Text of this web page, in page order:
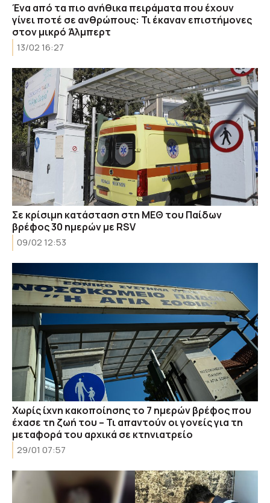
Ένα από τα πιο ανήθικα πειράματα που έχουν
γίνει ποτέ σε ανθρώπους: Τι έκαναν επιστήμονες
στον μικρό Άλμπερτ
13/02 16:27
Σε κρίσιμη κατάσταση στη ΜΕΘ του Παίδων
βρέφος 30 ημερών με RSV
09/02 12:53
Χωρίς ίχνη κακοποίησης το 7 ημερών βρέφος που
έχασε τη ζωή του – Τι απαντούν οι γονείς για τη
μεταφορά του αρχικά σε κτηνιατρείο
29/01 07:57